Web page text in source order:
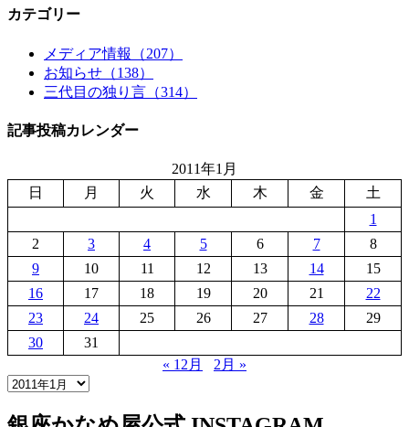
カテゴリー
メディア情報（207）
お知らせ（138）
三代目の独り言（314）
記事投稿カレンダー
2011年1月
日
月 火 水 木 金
土
1
2
3 4 5 6 7
8
9
10 11 12 13 14
15
16
17 18 19 20 21
22
23
24 25 26 27 28
29
30
31
« 12月
2月 »